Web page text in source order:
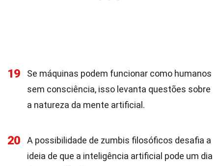
19
Se máquinas podem funcionar como humanos
sem consciência, isso levanta questões sobre
a natureza da mente artificial.
20
A possibilidade de zumbis filosóficos desafia a
ideia de que a inteligência artificial pode um dia